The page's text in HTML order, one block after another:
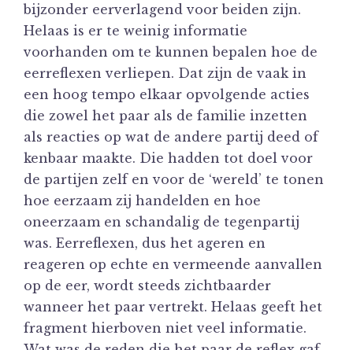
bijzonder eerverlagend voor beiden zijn.
Helaas is er te weinig informatie
voorhanden om te kunnen bepalen hoe de
eerreflexen verliepen. Dat zijn de vaak in
een hoog tempo elkaar opvolgende acties
die zowel het paar als de familie inzetten
als reacties op wat de andere partij deed of
kenbaar maakte. Die hadden tot doel voor
de partijen zelf en voor de ‘wereld’ te tonen
hoe eerzaam zij handelden en hoe
oneerzaam en schandalig de tegenpartij
was. Eerreflexen, dus het ageren en
reageren op echte en vermeende aanvallen
op de eer, wordt steeds zichtbaarder
wanneer het paar vertrekt. Helaas geeft het
fragment hierboven niet veel informatie.